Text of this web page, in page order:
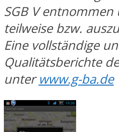
SGB V
teilweise bzw.
Eine vollständige
Qualitätsberichte
unterwww.g-ba.de